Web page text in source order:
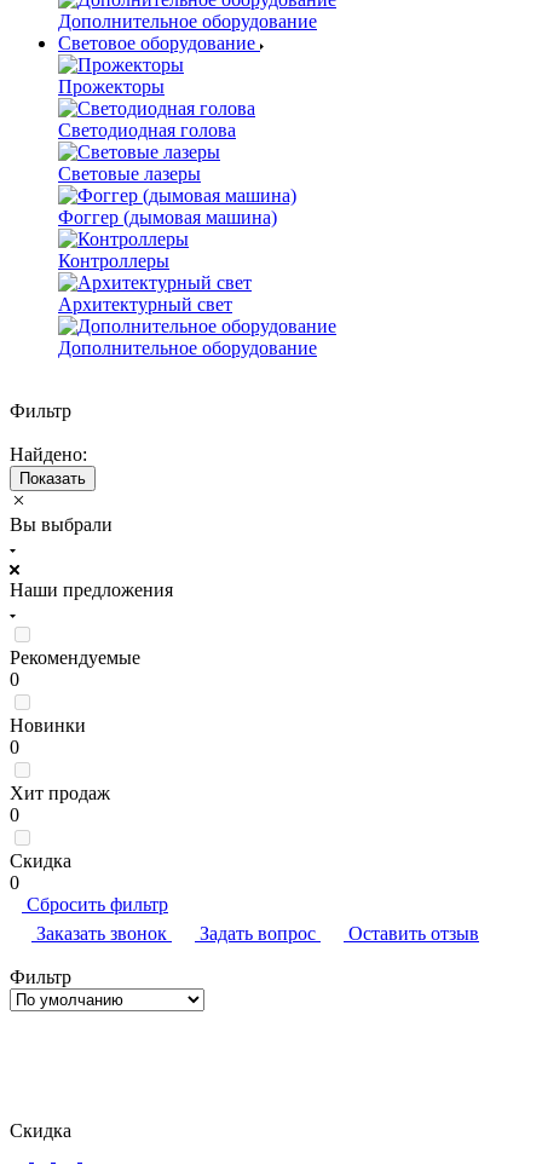
Дополнительное оборудование
Световое оборудование
Прожекторы
Светодиодная голова
Световые лазеры
Фоггер (дымовая машина)
Контроллеры
Архитектурный свет
Дополнительное оборудование
Фильтр
Найдено:
Показать
Вы выбрали
Наши предложения
Рекомендуемые
0
Новинки
0
Хит продаж
0
Скидка
0
Сбросить фильтр
Заказать звонок
Задать вопрос Оставить отзыв
Фильтр
Скидка